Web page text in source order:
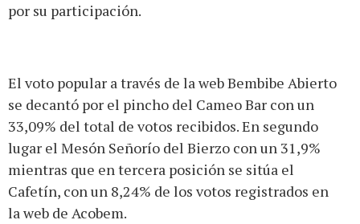
por su participación.
El voto popular a través de la web Bembibe Abierto
se decantó por el pincho del Cameo Bar con un
33,09% del total de votos recibidos. En segundo
lugar el Mesón Señorío del Bierzo con un 31,9%
mientras que en tercera posición se sitúa el
Cafetín, con un 8,24% de los votos registrados en
la web de Acobem.